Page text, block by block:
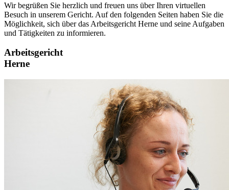
Wir begrüßen Sie herzlich und freuen uns über Ihren virtuellen
Besuch in unserem Gericht. Auf den folgenden Seiten haben Sie die
Möglichkeit, sich über das Arbeitsgericht Herne und seine Aufgaben
und Tätigkeiten zu informieren.
Arbeitsgericht
Herne